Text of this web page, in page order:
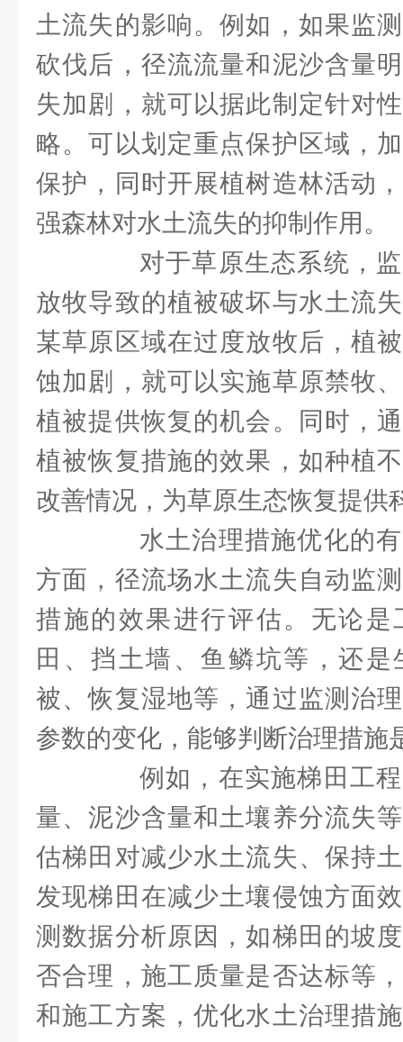
土流失的影响。例如，如果监
砍伐后，径流流量和泥沙含量
失加剧，就可以据此制定针对
略。可以划定重点保护区域，
保护，同时开展植树造林活动
强森林对水土流失的抑制作用。
对于草原生态系统，监
放牧导致的植被破坏与水土流
某草原区域在过度放牧后，植
蚀加剧，就可以实施草原禁牧
植被提供恢复的机会。同时，
植被恢复措施的效果，如种植
改善情况，为草原生态恢复提供
水土治理措施优化的有
方面，径流场水土流失自动监
措施的效果进行评估。无论是
田、挡土墙、鱼鳞坑等，还
被、恢复湿地等，通过监测治
参数的变化，能够判断治理措施
例如，在实施梯田工程
量、泥沙含量和土壤养分流失
估梯田对减少水土流失、保持
发现梯田在减少土壤侵蚀方面
测数据分析原因，如梯田的坡
否合理，施工质量是否达标等
和施工方案，优化水土治理措